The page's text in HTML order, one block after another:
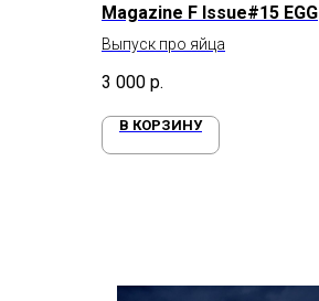
Magazine F Issue#15 EGG
Выпуск про яйца
3 000 р.
В КОРЗИНУ